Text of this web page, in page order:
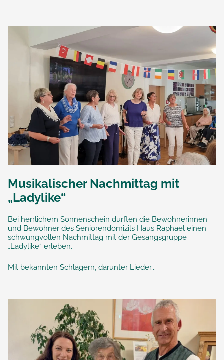
Musikalischer Nachmittag mit
„Ladylike“
Bei herrlichem Sonnenschein durften die Bewohnerinnen
und Bewohner des Seniorendomizils Haus Raphael einen
schwungvollen Nachmittag mit der Gesangsgruppe
„Ladylike“ erleben.
Mit bekannten Schlagern, darunter Lieder...